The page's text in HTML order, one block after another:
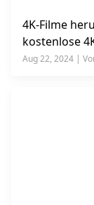
4K-Filme
kostenlose
Aug 22, 2024 |